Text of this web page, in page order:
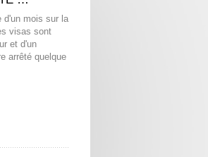
d'un mois sur la
visas sont
et d'un
arrêté quelque